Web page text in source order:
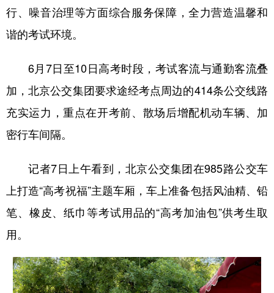
行、噪音治理等方面综合服务保障，全力营造温馨和
谐的考试环境。
6月7日至10日高考时段，考试客流与通勤客流叠
加，北京公交集团要求途经考点周边的414条公交线路
充实运力，重点在开考前、散场后增配机动车辆、加
密行车间隔。
记者7日上午看到，北京公交集团在985路公交车
上打造“高考祝福”主题车厢，车上准备包括风油精、铅
笔、橡皮、纸巾等考试用品的“高考加油包”供考生取
用。